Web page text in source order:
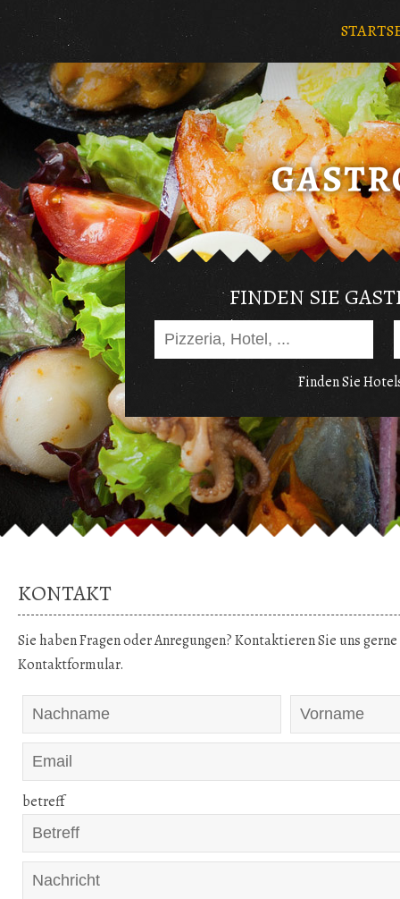
FINDEN SIE
Finden Sie
KONTAKT
Sie haben Fragen oder Anregungen? Kontaktieren Sie uns
Kontaktformular.
betreff